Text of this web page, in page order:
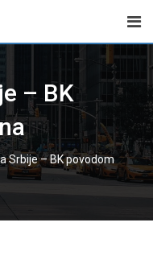
– BK
Srbije – BK povodom